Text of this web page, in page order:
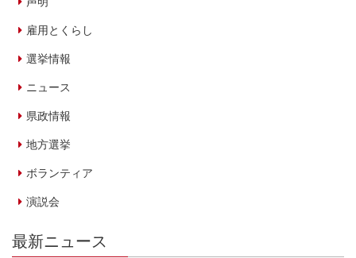
雇用とくらし
選挙情報
ニュース
県政情報
地方選挙
ボランティア
演説会
最新ニュース